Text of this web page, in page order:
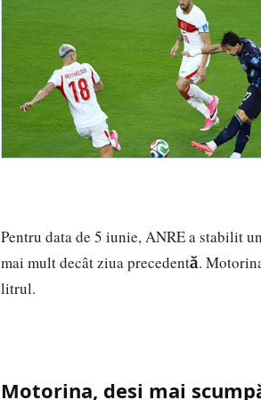
Pentru data de 5 iunie, ANRE a stabilit
mai mult decât ziua precedentă.
litrul.
Motorina, deși mai